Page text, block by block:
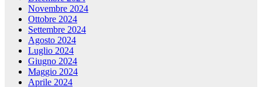
Novembre 2024
Ottobre 2024
Settembre 2024
Agosto 2024
Luglio 2024
Giugno 2024
Maggio 2024
Aprile 2024